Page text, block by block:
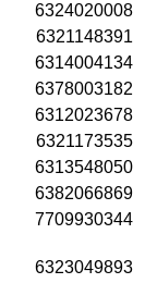
6324020008
6321148391
6314004134
6378003182
6312023678
6321173535
6313548050
6382066869
7709930344
6323049893